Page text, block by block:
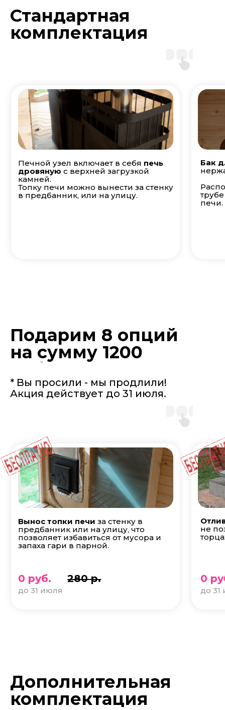
Стандартная
комплектация
Печной узел включает в себя печь
дровяную с верхней загрузкой
камней.
Топку печи можно вынести за стенку
в предбанник, или на улицу.
Бак
печи.
Подарим 8 опций
на сумму 1200
руб.
* Вы просили - мы продлили!
Акция действует до 31 июля.
не
Вынос топки печи за стенку в
предбанник или на улицу, что
позволяет избавиться от мусора и
запаха гари в парной.
до 31 июля
0 руб. 280 р. 0
до 31
Дополнительная
комплектация